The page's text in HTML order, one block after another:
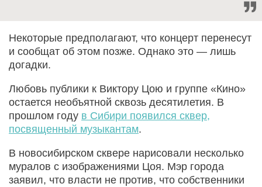
Некоторые предполагают, что концерт перенесут
и сообщат об этом позже. Однако это — лишь
догадки.
Любовь публики к Виктору Цою и группе «Кино»
остается необъятной сквозь десятилетия. В
прошлом году в Сибири появился сквер,
посвященный музыкантам.
В новосибирском сквере нарисовали несколько
муралов с изображениями Цоя. Мэр города
заявил, что власти не против, что собственники